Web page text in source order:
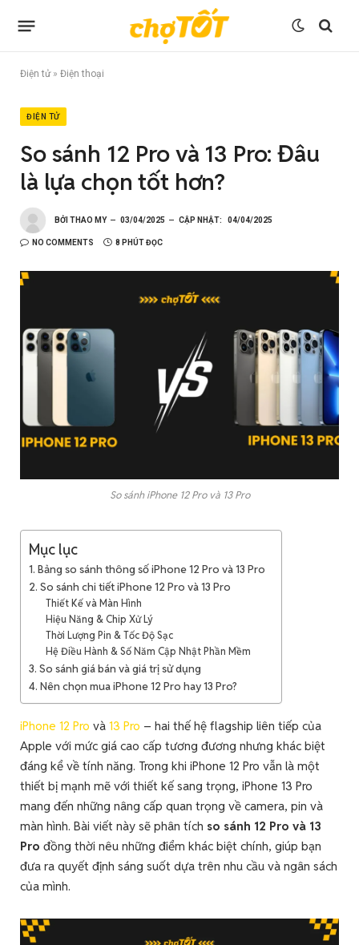
Điện tử» Điện thoại
ĐIỆN TỬ
So sánh 12 Pro và 13 Pro: Đâu
là lựa chọn tốt hơn?
BỞI THAO MY 03/04/2025 CẬP NHẬT: 04/04/2025
NO COMMENTS 8 PHÚT ĐỌC
So sánh iPhone 12 Pro và 13 Pro
Mục lục
1. Bảng so sánh thông số iPhone 12 Pro và 13 Pro
2. So sánh chi tiết iPhone 12 Pro và 13 Pro
Thiết Kế và Màn Hình
Hiệu Năng & Chip Xử Lý
Thời Lượng Pin & Tốc Độ Sạc
Hệ Điều Hành & Số Năm Cập Nhật Phần Mềm
3. So sánh giá bán và giá trị sử dụng
4. Nên chọn mua iPhone 12 Pro hay 13 Pro?
iPhone 12 Pro và 13 Pro – hai thế hệ flagship liên tiếp của
Apple với mức giá cao cấp tương đương nhưng khác biệt
đáng kể về tính năng. Trong khi iPhone 12 Pro vẫn là một
thiết bị mạnh mẽ với thiết kế sang trọng, iPhone 13 Pro
mang đến những nâng cấp quan trọng về camera, pin và
màn hình. Bài viết này sẽ phân tích so sánh 12 Pro và 13
Pro đồng thời nêu những điểm khác biệt chính, giúp bạn
đưa ra quyết định sáng suốt dựa trên nhu cầu và ngân sách
của mình.